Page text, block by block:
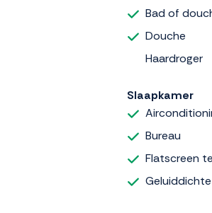
Bad of
Douche
Haardroger
Slaapkamer
Bureau
Flatscreen